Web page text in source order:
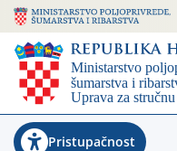
Pristupačnost